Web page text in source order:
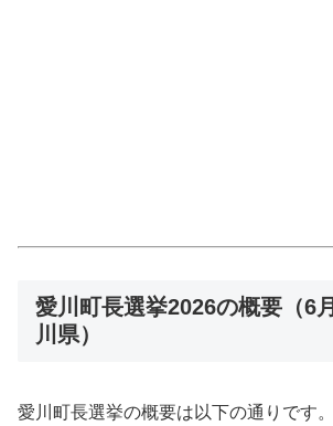
愛川町長選挙2026の概要（6
川県）
愛川町長選挙の概要は以下の通りです。